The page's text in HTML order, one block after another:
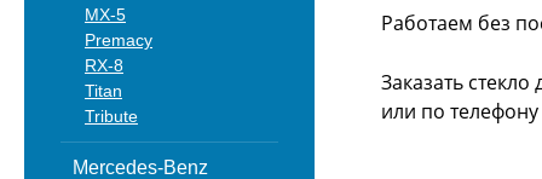
MX-5
Premacy
RX-8
Titan
Tribute
Mercedes-Benz
Работаем без
Заказать
или по